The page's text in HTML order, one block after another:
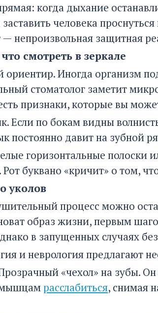
когда дыхание
человека
непроизвольная защитная
смотреть в зеркале
ориентир. Иногда организм
стоматолог заметит
признаки, которые вы
Если по бокам видны
постоянно давит на зубной
горизонтальные полоски
буквано «кричит» о том,
уколов
процесс можно
образ жизни, первым
в запущенных случаях
и неврология предлагают
«чехол» на зубы.
мышцамрасслабиться, снимая